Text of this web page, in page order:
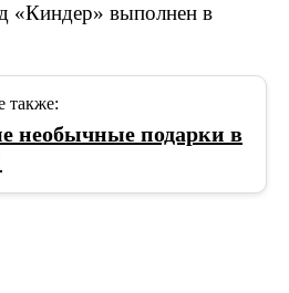
«Киндер» выполнен в
также:
необычные подарки в